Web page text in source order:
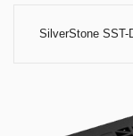
SilverStone SST-